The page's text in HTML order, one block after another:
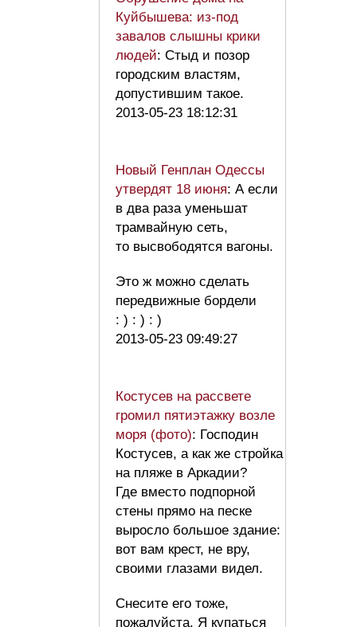
Куйбышева: из-под
завалов слышны крики
людей: Стыд и позор
городским властям,
допустившим такое.
2013-05-23 18:12:31
Новый Генплан Одессы
утвердят 18 июня: А если
в два раза уменьшат
трамвайную сеть,
то высвободятся вагоны.
Это ж можно сделать
передвижные бордели
: ) : ) : )
2013-05-23 09:49:27
Костусев на рассвете
громил пятиэтажку возле
моря (фото): Господин
Костусев, а как же стройка
на пляже в Аркадии?
Где вместо подпорной
стены прямо на песке
выросло большое здание:
вот вам крест, не вру,
своими глазами видел.
Снесите его тоже,
пожалуйста. Я купаться